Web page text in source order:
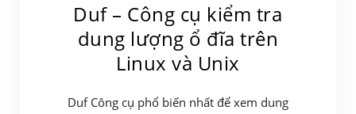
Duf – Công cụ kiểm tra
dung lượng ổ đĩa trên
Linux và Unix
Duf Công cụ phổ biến nhất để xem dung